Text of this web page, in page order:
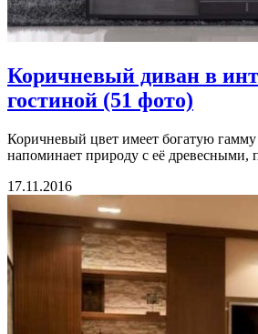
Коричневый диван в
гостиной (51 фото)
Коричневый цвет имеет богатую
напоминает природу с её древесными,
17.11.2016